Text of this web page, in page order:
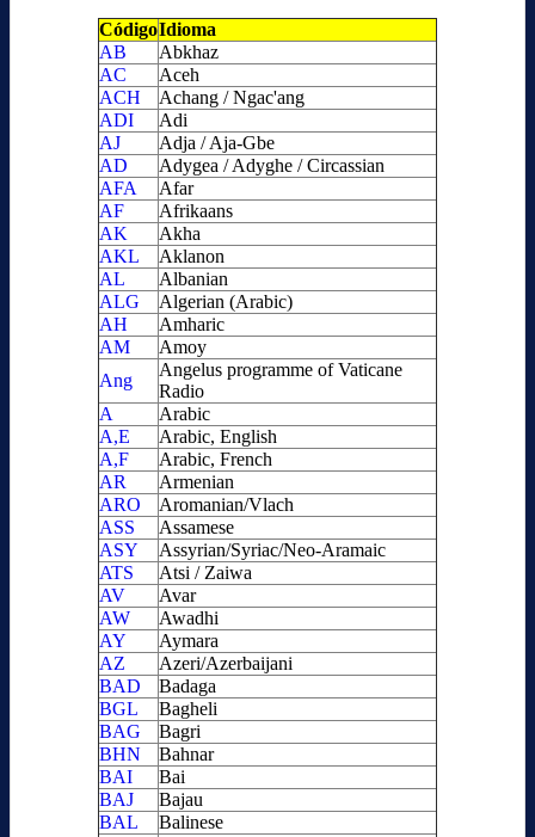
CódigoIdioma
AB
Abkhaz
AC
Aceh
ACH
Achang / Ngac'ang
ADI
Adi
AJ
Adja / Aja-Gbe
AD
Adygea / Adyghe / Circassian
AFA
Afar
AF
Afrikaans
AK
Akha
AKL
Aklanon
AL
Albanian
ALG
Algerian (Arabic)
AH
Amharic
AM
Amoy
Ang
Angelus programme of Vaticane
Radio
A
Arabic
A,E
Arabic, English
A,F
Arabic, French
AR
Armenian
ARO
Aromanian/Vlach
ASS
Assamese
ASY
Assyrian/Syriac/Neo-Aramaic
ATS
Atsi / Zaiwa
AV
Avar
AW
Awadhi
AY
Aymara
AZ
Azeri/Azerbaijani
BAD
Badaga
BGL
Bagheli
BAG
Bagri
BHN
Bahnar
BAI
Bai
BAJ
Bajau
BAL
Balinese